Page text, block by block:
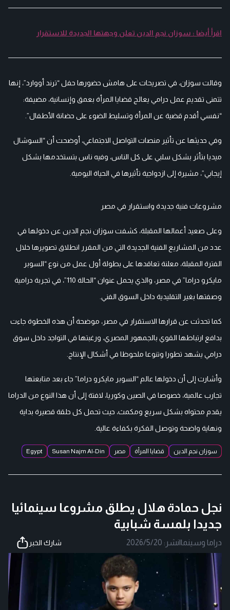
اقرأ أيضا : سوزان نجم الدين تعلن وجهتها الجديدة للاستقرار
وقالت سوزان، في تصريحات على هامش حضورها حفل “ترند أووارد”، إنها
تتمنى تقديم عمل درامي يعالج قضايا المرأة بعمق وإنسانية، مضيفة:
“نفسي أقدم قضية عن المرأة وتسليط الضوء على حضانة الأطفال”.
وفي حديثها عن تأثير منصات التواصل الاجتماعي، أوضحت أن “السوشال
ميديا بتأثر بشكل سلبي على كل الناس، وفيه ناس بتستخدمها بشكل
إيجابي”، مشيرة إلى ازدواجية تأثيرها في الحياة اليومية.
مشروعات فنية جديدة واستقرار في مصر
وعلى صعيد أعمالها المقبلة، كشفت سوزان نجم الدين عن دخولها في
عدد من المشاريع الفنية الجديدة التي من المقرر انطلاق تصويرها خلال
الفترة المقبلة، معلنة تعاقدها على بطولة أول عمل من نوع “السوبر
مايكرو دراما” في مصر، والذي يحمل عنوان “الحالة 110”، في تجربة درامية
وصفتها بغير التقليدية داخل السوق الفني.
كما تحدثت عن قرارها الاستقرار في مصر، موضحة أن هذه الخطوة جاءت
بدافع ارتباطها القوي بالجمهور المصري، ورغبتها في التواجد داخل سوق
درامي يشهد تطورا وتنوعا ملحوظا في أشكال الإنتاج.
وأشارت إلى أن دخولها عالم “السوبر مايكرو دراما” جاء بعد متابعتها
تجارب عالمية، خصوصا في الصين وكوريا، لافتة إلى أن هذا النوع من الدراما
يقدم محتواه بشكل سريع ومكمث، حيث تحمل كل حلقة قصيرة بداية
ونهاية واضحة وتوصل الفكرة بكفاءة عالية.
سوزان نجم الدين قضايا المرأة مصر Susan Najm Al-Din
Egypt
نجل حمادة هلال يطلق مشروعا سينمائيا
جديدا بلمسة شبابية
دراما وسينما|نشر: 2026/5/20 شارك الخبر